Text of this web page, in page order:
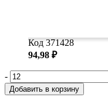
Код 371428
94,98 ₽
-
Добавить в корзину